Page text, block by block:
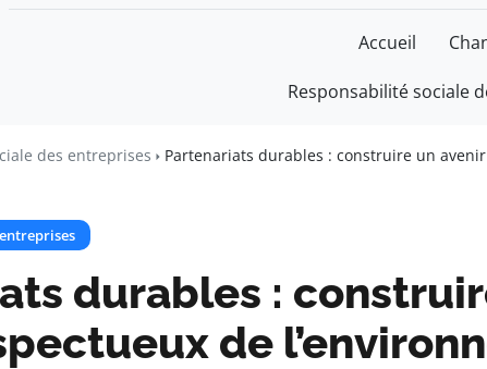
Accueil
Responsabilité sociale
des entreprises Partenariats durables : construire un
durables :
de